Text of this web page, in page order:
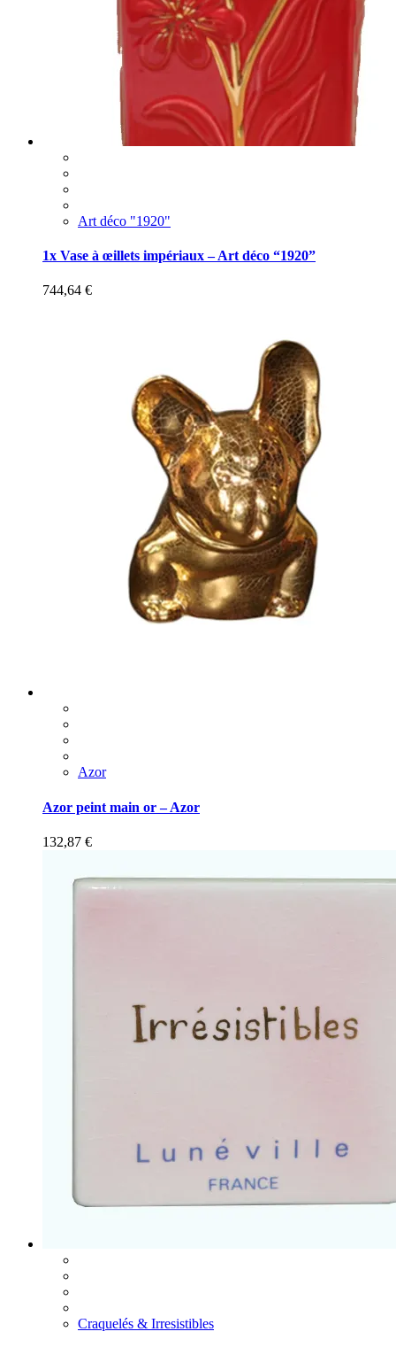
Art déco "1920"
1x Vase à œillets impériaux – Art déco “1920”
744,64 €
Azor
Azor peint main or – Azor
132,87 €
Craquelés & Irresistibles